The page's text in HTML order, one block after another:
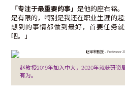
「专注于最重要的事」是他的座右铭
是有限的，特别是我还在职业生涯的
想到的事情都做到最好，首要任务
吧。」
赵教授2019年加入中大，2020年就获研
有为。